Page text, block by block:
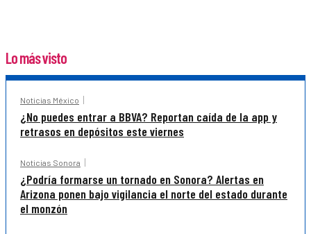
Lo más visto
Noticias México
¿No puedes entrar a BBVA? Reportan caída de la app y
retrasos en depósitos este viernes
Noticias Sonora
¿Podría formarse un tornado en Sonora? Alertas en
Arizona ponen bajo vigilancia el norte del estado durante
el monzón